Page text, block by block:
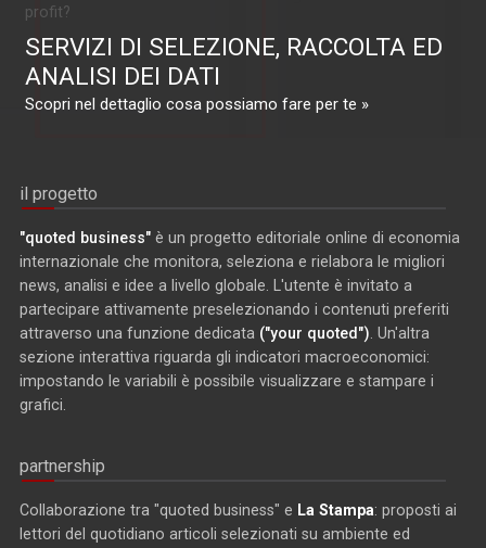
profit?
SERVIZI DI SELEZIONE, RACCOLTA ED
ANALISI DEI DATI
Scopri nel dettaglio cosa possiamo fare per te »
il progetto
"quoted business" è un progetto editoriale online di economia
internazionale che monitora, seleziona e rielabora le migliori
news, analisi e idee a livello globale. L'utente è invitato a
partecipare attivamente preselezionando i contenuti preferiti
attraverso una funzione dedicata ("your quoted"). Un'altra
sezione interattiva riguarda gli indicatori macroeconomici:
impostando le variabili è possibile visualizzare e stampare i
grafici.
partnership
Collaborazione tra "quoted business" e La Stampa: proposti ai
lettori del quotidiano articoli selezionati su ambiente ed